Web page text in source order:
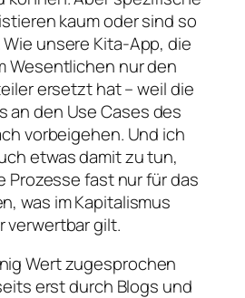
kaum oder sind so
unsere Kita-App, die
Wesentlichen nur den
ersetzt hat – weil die
an den Use Cases des
vorbeigehen. Und ich
etwas damit zu tun,
Prozesse fast nur für das
was im Kapitalismus
verwertbar gilt.
Wert zugesprochen
erst durch Blogs und